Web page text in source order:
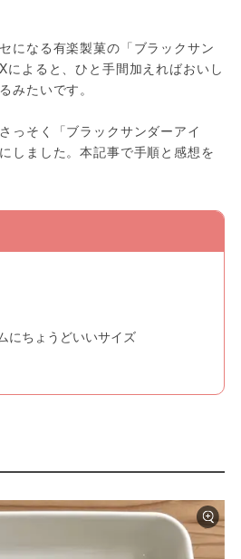
になる有楽製菓の「ブラックサン
によると、ひと手間加えればおいし
みたいです。
っそく「ブラックサンダーアイ
しました。本記事で手順と感想を
にちょうどいいサイズ